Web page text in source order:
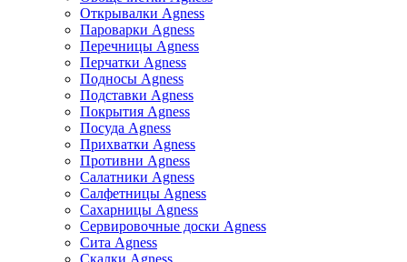
Открывалки Agness
Пароварки Agness
Перечницы Agness
Перчатки Agness
Подносы Agness
Подставки Agness
Покрытия Agness
Посуда Agness
Прихватки Agness
Противни Agness
Салатники Agness
Салфетницы Agness
Сахарницы Agness
Сервировочные доски Agness
Сита Agness
Скалки Agness